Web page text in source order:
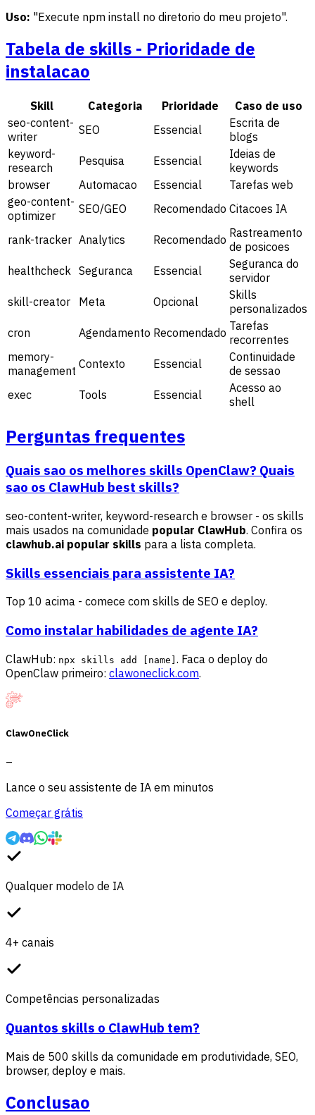
Uso: "Execute npm install no diretorio do meu projeto".
Tabela de skills - Prioridade de
instalacao
Skill Categoria Prioridade
Caso de uso
seo-content-
writer
SEO Essencial
Escrita de
blogs
keyword-
research
Pesquisa Essencial
Ideias de
keywords
browser
Automacao Essencial
Tarefas web
geo-content-
optimizer
SEO/GEO Recomendado Citacoes IA
rank-tracker Analytics Recomendado Rastreamento
de posicoes
healthcheck Seguranca Essencial
Seguranca do
servidor
skill-creator
Meta Opcional
Skills
personalizados
cron
Agendamento Recomendado Tarefas
recorrentes
memory-
management Contexto Essencial
Continuidade
de sessao
exec
Tools Essencial
Acesso ao
shell
Perguntas frequentes
Quais sao os melhores skills OpenClaw? Quais
sao os ClawHub best skills?
seo-content-writer, keyword-research e browser - os skills
mais usados na comunidade popular ClawHub. Confira os
clawhub.ai popular skills para a lista completa.
Skills essenciais para assistente IA?
Top 10 acima - comece com skills de SEO e deploy.
Como instalar habilidades de agente IA?
ClawHub: npx skills add [name] . Faca o deploy do
OpenClaw primeiro: clawoneclick.com.
ClawOneClick
–
Lance o seu assistente de IA em minutos
Começar grátis
Qualquer modelo de IA
4+ canais
Competências personalizadas
Quantos skills o ClawHub tem?
Mais de 500 skills da comunidade em produtividade, SEO,
browser, deploy e mais.
Conclusao